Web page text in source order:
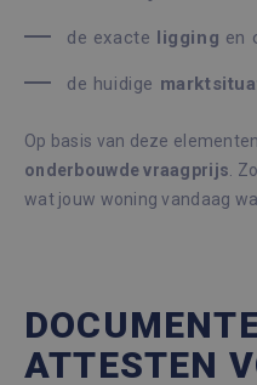
de exacte ligging en
de huidige
Op basis van deze
onderbouwde vraagprijs .
wat jouw woning vandaag
ATTESTEN